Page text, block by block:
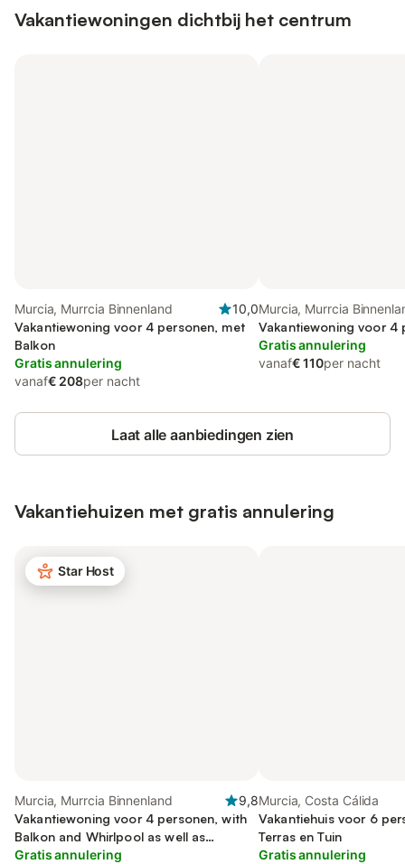
Vakantiewoningen dichtbij het centrum
Murcia, Murrcia Binnenland
10,0
Vakantiewoning voor 4 personen, met
Balkon
Gratis annulering
vanaf€ 208per nacht
Murcia, Murrcia
Vakantiewoning voor 4
Gratis annulering
vanaf€ 110per nacht
Laat alle aanbiedingen zien
Vakantiehuizen met gratis annulering
Star Host
Murcia, Murrcia Binnenland
9,8
Vakantiewoning voor 4 personen, with
Balkon and Whirlpool as well as
Kinderzwembad and Uitzicht op het
Gratis annulering
Murcia, Costa Cálida
Vakantiehuis voor 6
Terras en Tuin
Gratis annulering